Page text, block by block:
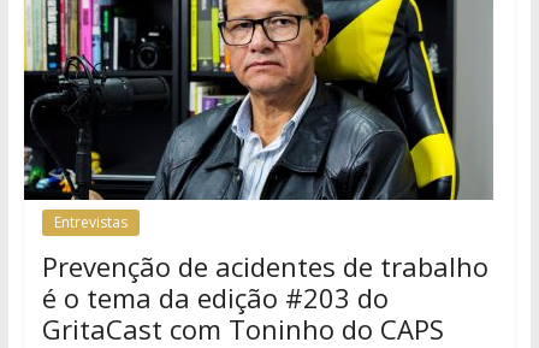
Entrevistas
Prevenção de acidentes de trabalho
é o tema da edição #203 do
GritaCast com Toninho do CAPS